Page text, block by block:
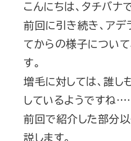
こんにちは、タチバナで
前回に引き続き、ア
てからの様子につい
す。
増毛に対しては、誰し
しているようですね
前回で紹介した部分
説します。